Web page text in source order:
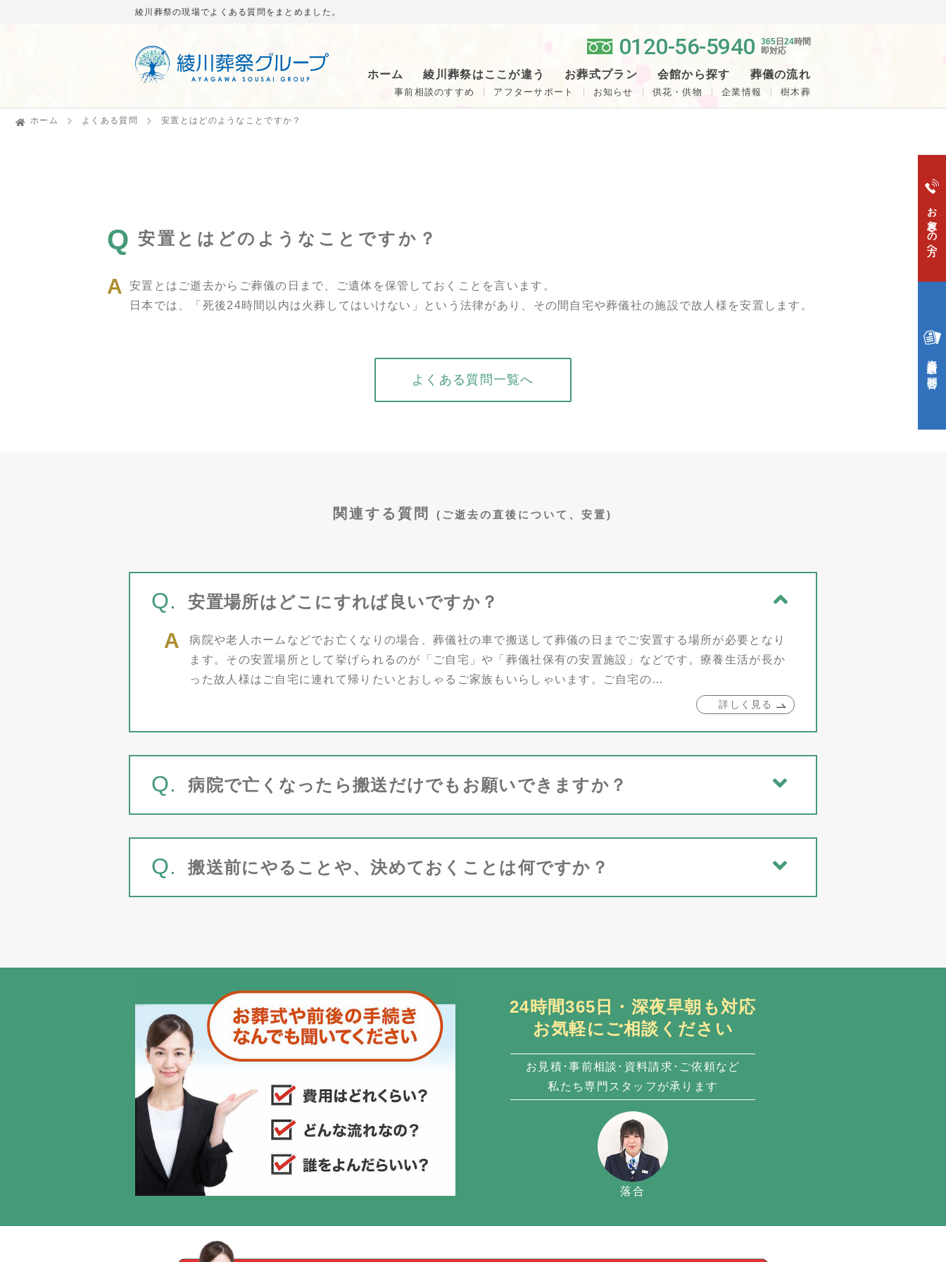
綾川葬祭の現場でよくある質問をまとめました。
0120-56-5940 365 日 24時間
即対応
ホーム 綾川葬祭はここが違う お葬式プラン 会館から探す 葬儀の流れ
事前相談のすすめ アフターサポート お知らせ 供花・供物 企業情報 樹木葬
お急ぎの方へ
資料請求・お問合せ
ホーム よくある質問 安置とはどのようなことですか？
Q 安置とはどのようなことですか？
安置とはご逝去からご葬儀の日まで、ご遺体を保管しておくことを言います。
日本では、「死後24時間以内は火葬してはいけない」という法律があり、その間自宅や葬儀社の施設で故人様を安置します。
よくある質問一覧へ
関連する質問(ご逝去の直後について、安置)
Q. 安置場所はどこにすれば良いですか？
病院や老人ホームなどでお亡くなりの場合、葬儀社の車で搬送して葬儀の日までご安置する場所が必要となり
ます。その安置場所として挙げられるのが「ご自宅」や「葬儀社保有の安置施設」などです。療養生活が長か
った故人様はご自宅に連れて帰りたいとおしゃるご家族もいらしゃいます。ご自宅の…
詳しく見る
Q. 病院で亡くなったら搬送だけでもお願いできますか？
Q. 搬送前にやることや、決めておくことは何ですか？
24時間365日・深夜早朝も対応
お気軽にご相談ください
お見積･事前相談･資料請求･ご依頼など
私たち専門スタッフが承ります
落合